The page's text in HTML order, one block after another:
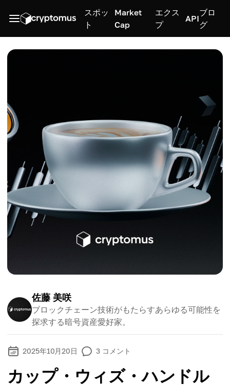
スポッ
ト
Market
Cap
エクス
プ
API
ブロ
グ
佐藤 美咲
ブロックチェーン技術がもたらすあらゆる可能性を
探求する暗号資産愛好家。
2025年10月20日 3 コメント
カップ・ウィズ・ハンドル